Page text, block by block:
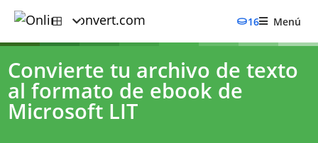
16 Menú
Convierte tu archivo de texto
al formato de ebook de
Microsoft LIT